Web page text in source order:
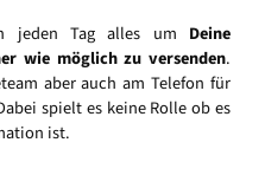
jeden Tag alles um Deine
wie möglich zu versenden.
aber auch am Telefon für
spielt es keine Rolle ob es
ist.